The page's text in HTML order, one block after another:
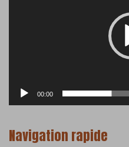
00:00
Navigation rapide